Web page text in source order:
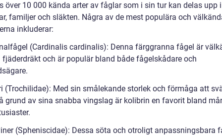
över 10 000 kända arter av fåglar som i sin tur kan delas upp
familjer och släkten. Några av de mest populära och
inkluderar:
(Cardinalis cardinalis): Denna färggranna fågel är
fjäderdräkt och är populär bland både fågelskådare och
(Trochilidae): Med sin smålekande storlek och förmåga att
grund av sina snabba vingslag är kolibrin en favorit bland
(Spheniscidae): Dessa söta och otroligt anpassningsbara